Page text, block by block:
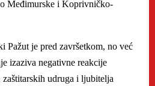
Međimurske i Koprivničko-
Pažut je pred završetkom, no već
izaziva negativne reakcije
udruga i ljubitelja